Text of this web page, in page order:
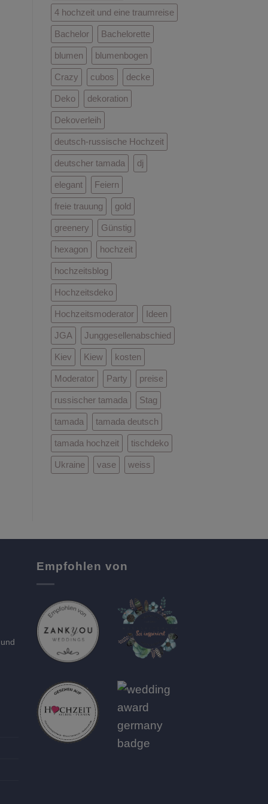
besondere
Kombination
4 hochzeit und eine traumreise
Bachelor Bachelorette
blumen blumenbogen
Crazy cubos decke
Deko dekoration
Dekoverleih
deutsch-russische Hochzeit
deutscher tamada dj
elegant Feiern
freie trauung gold
greenery Günstig
hexagon hochzeit
hochzeitsblog
Hochzeitsdeko
Hochzeitsmoderator Ideen
JGA Junggesellenabschied
Kiev Kiew kosten
Moderator Party preise
russischer tamada Stag
tamada tamada deutsch
tamada hochzeit tischdeko
Ukraine vase weiss
Empfohlen von